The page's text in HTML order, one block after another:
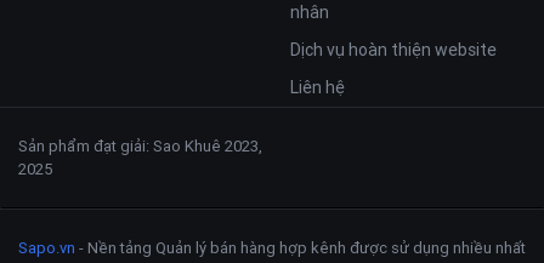
nhân
Dịch vụ hoàn thiện website
Liên hệ
Sapo.vn - Nền tảng Quản lý bán hàng hợp kênh được sử dụng nhiều nhất
Sản phẩm đạt giải: Sao Khuê 2023,
2025